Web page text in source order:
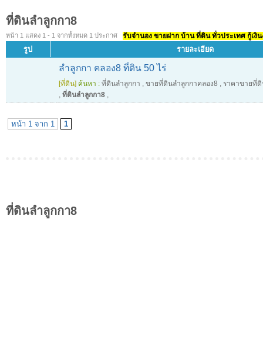
ที่ดินลำลูกกา8
หน้า 1 แสดง 1 - 1 จากทั้งหมด 1 ประกาศ รับจำนอง ขายฝาก บ้าน ที่ดิน ทั่วประเทศ กู้เงิ
รูป รายละเอียด
ลำลูกกา คลอง8 ที่ดิน 50 ไร่
[ที่ดิน] ค้นหา : ที่ดินลำลูกกา , ขายที่ดินลำลูกกาคลอง8 , ราคาขายที่
, ที่ดินลำลูกกา8 ,
หน้า 1 จาก 1 1
ที่ดินลำลูกกา8